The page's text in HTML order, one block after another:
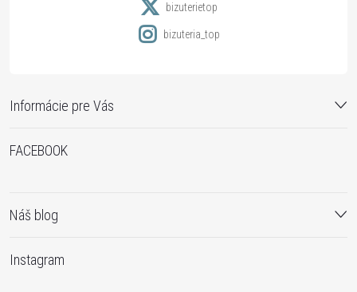
Informácie pre Vás
bizuterietop
bizuteria_top
FACEBOOK
Náš blog
Instagram